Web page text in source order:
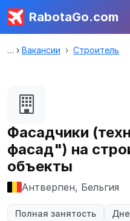
RabotaGo.com
Вакансии Строитель
Фасадчики
фасад") на
объекты
Антверпен, Бельгия
Полная занятость